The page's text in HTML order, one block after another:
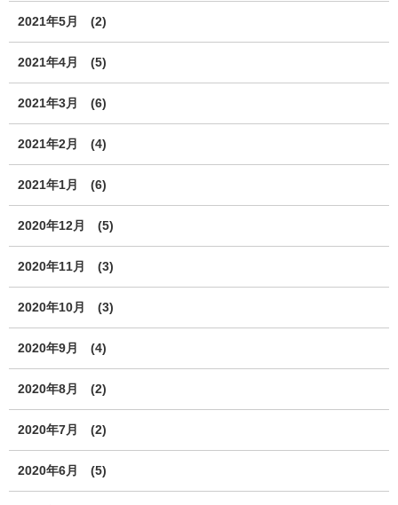
2021年5月 (2)
2021年4月 (5)
2021年3月 (6)
2021年2月 (4)
2021年1月 (6)
2020年12月 (5)
2020年11月 (3)
2020年10月 (3)
2020年9月 (4)
2020年8月 (2)
2020年7月 (2)
2020年6月 (5)